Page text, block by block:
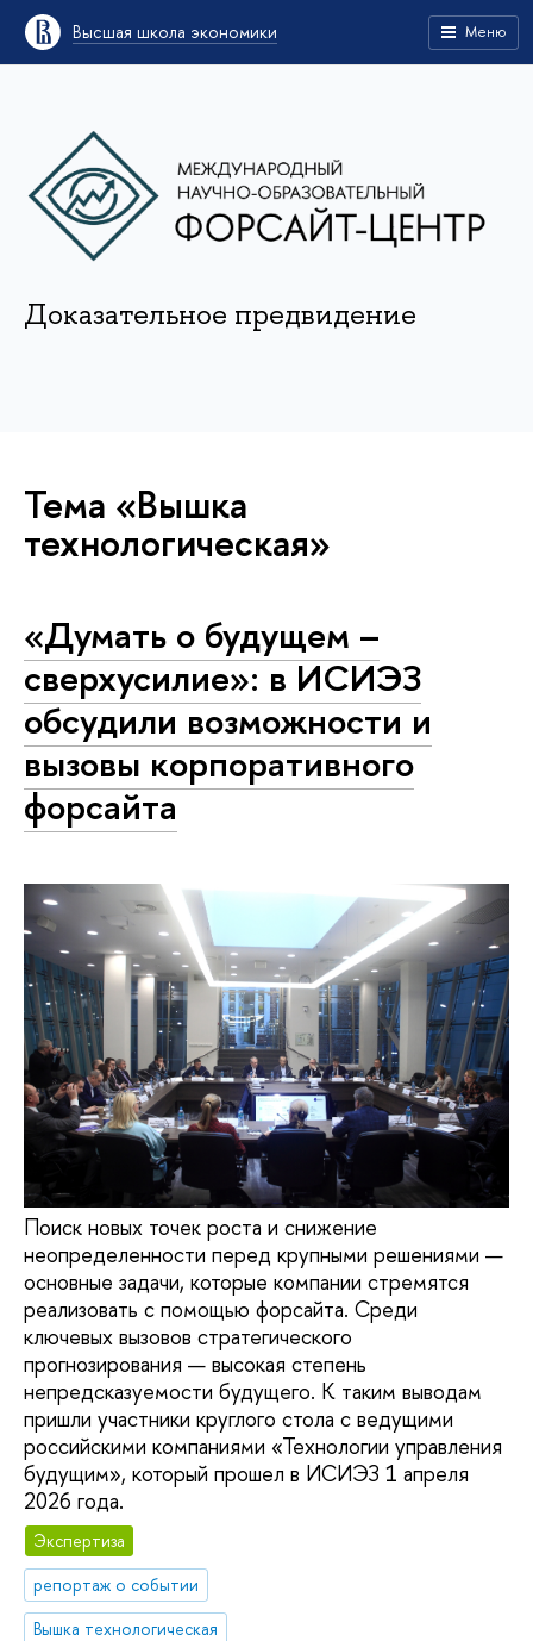
Высшая школа экономики Меню
Доказательное предвидение
Тема «Вышка
технологическая»
«Думать о будущем –
сверхусилие»: в ИСИЭЗ
обсудили возможности и
вызовы корпоративного
форсайта
Поиск новых точек роста и снижение
неопределенности перед крупными решениями —
основные задачи, которые компании стремятся
реализовать с помощью форсайта. Среди
ключевых вызовов стратегического
прогнозирования — высокая степень
непредсказуемости будущего. К таким выводам
пришли участники круглого стола с ведущими
российскими компаниями «Технологии управления
будущим», который прошел в ИСИЭЗ 1 апреля
2026 года.
Экспертиза
репортаж о событии
Вышка технологическая